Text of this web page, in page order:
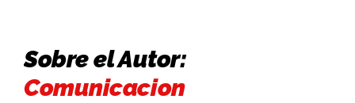
Sobre el Autor:
Comunicacion